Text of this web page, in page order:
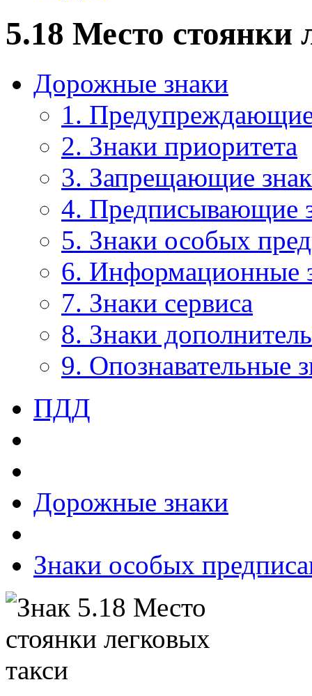
5.18 Место стоянки
Дорожные знаки
1.
2. Знаки приоритета
3. Запрещающие
4. Предписывающие
5. Знаки особых
6. Информационные
7. Знаки сервиса
8. Знаки
9. Опознавательные
ПДД
Дорожные знаки
Знаки особых